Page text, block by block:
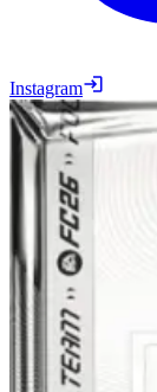
Instagram